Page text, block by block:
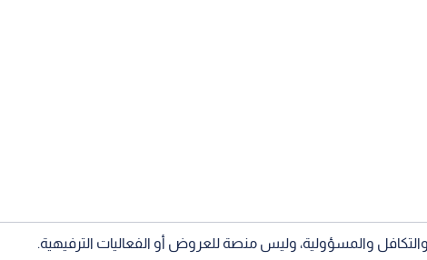
والمسؤولية، وليس منصة للعروض أو الفعاليات الترفيهية.